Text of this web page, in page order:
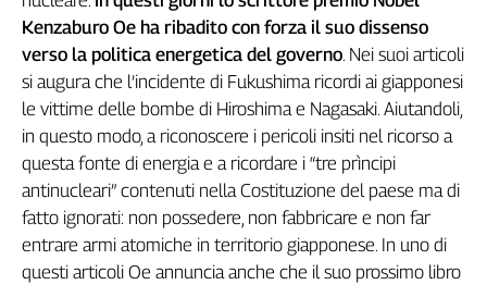
tv
Work
Progress
nel
Lavoro
Territori
Abruzzo-
Molise
Kenzaburo Oe ha ribadito con forza il suo dissenso
verso la politica energetica del governo. Nei suoi articoli
si augura che l’incidente di Fukushima ricordi ai giapponesi
le vittime delle bombe di Hiroshima e Nagasaki. Aiutandoli,
in questo modo, a riconoscere i pericoli insiti nel ricorso a
questa fonte di energia e a ricordare i “tre prìncipi
antinucleari” contenuti nella Costituzione del paese ma di
fatto ignorati: non possedere, non fabbricare e non far
entrare armi atomiche in territorio giapponese. In uno di
questi articoli Oe annuncia anche che il suo prossimo libro